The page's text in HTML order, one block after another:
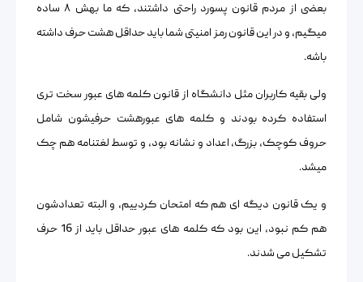
بعضی از مردم قانون پسورد راحتی داشتند، که ما بهش ۸ ساده
میگیم، و در این قانون رمز امنیتی شما باید حداقل هشت حرف داشته
باشه.
ولی بقیه کاربران مثل دانشگاه از قانون کلمه های عبور سخت تری
استفاده کرده بودند و کلمه های عبورهشت حرفیشون شامل
حروف کوچک، بزرگ، اعداد و نشانه بود، و توسط لغتنامه هم چک
میشد.
و یک قانون دیگه ای هم که امتحان کردییم، و البته تعدادشون
هم کم نبود، این بود که کلمه های عبور حداقل باید از 16 حرف
تشکیل می شدند.